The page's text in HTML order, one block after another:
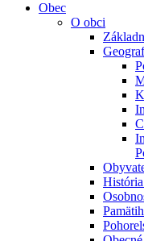
Obec
O obci